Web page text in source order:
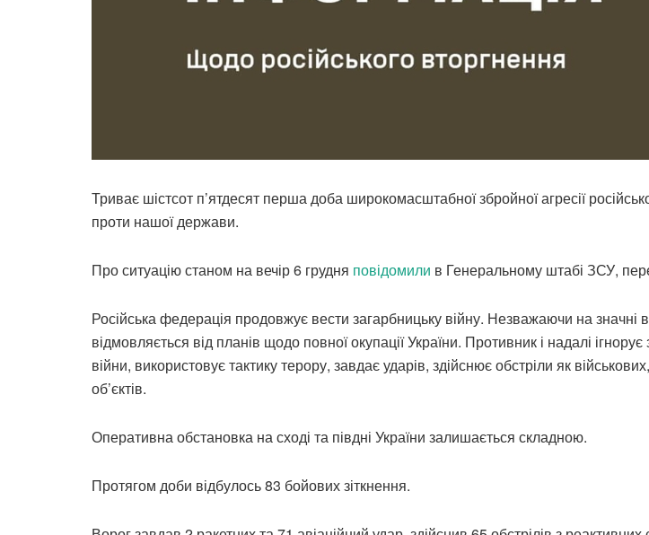
Триває шістсот п’ятдесят перша доба широкомасштабної збройної агресії
проти нашої держави.
Про ситуацію станом на вечір 6 грудня повідомили в Генеральному штабі ЗСУ,
Російська федерація продовжує вести загарбницьку війну. Незважаючи на значні
відмовляється від планів щодо повної окупації України. Противник і надалі ігнорує
війни, використовує тактику терору, завдає ударів, здійснює обстріли як
об’єктів.
Оперативна обстановка на сході та півдні України залишається складною.
Протягом доби відбулось 83 бойових зіткнення.